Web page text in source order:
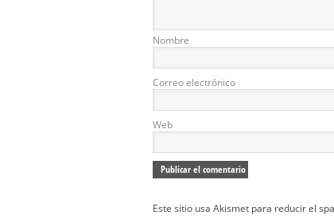
Nombre
Correo electrónico
Web
Este sitio usa Akismet para reducir el